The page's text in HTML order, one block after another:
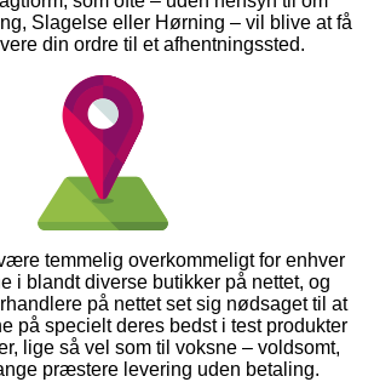
Slagelse eller Hørning – vil blive at få
din ordre til et afhentningssted.
temmelig overkommeligt for enhver
i blandt diverse butikker på nettet, og
på nettet set sig nødsaget til at
på specielt deres bedst i test produkter
lige så vel som til voksne – voldsomt,
præstere levering uden betaling.